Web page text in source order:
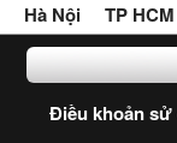
Hà Nội
TP HCM
Điều khoản sử